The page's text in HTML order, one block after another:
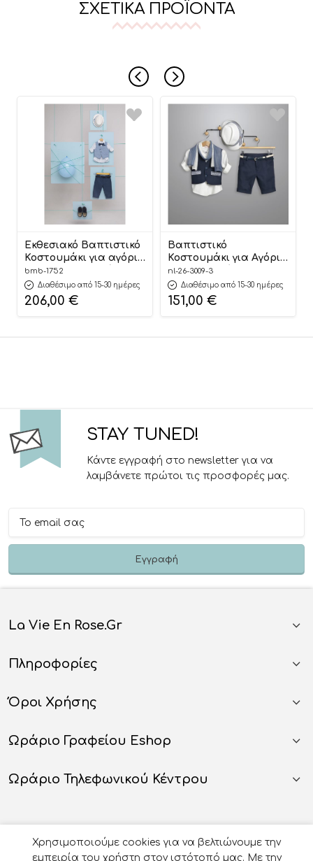
ΣΧΕΤΙΚΆ ΠΡΟΪΌΝΤΑ
Εκθεσιακό Βαπτιστικό
Κοστουμάκι για αγόρι
Savvas Μπλε-Σιέλ 1752,
Bambolino
bmb-1752
Διαθέσιμο από 15-30 ημέρες
206,00 €
Βαπτιστικό
Κοστουμάκι για Αγόρι
Μπλε-Λευκό 3009-3,
New Life
nl-26-3009-3
Διαθέσιμο από 15-30 ημέρες
151,00 €
STAY TUNED!
Κάντε εγγραφή στο newsletter για να
λαμβάνετε πρώτοι τις προσφορές μας.
La Vie En Rose.gr
Πληροφορίες
Όροι Χρήσης
Ωράριο Γραφείου Eshop
Ωράριο Τηλεφωνικού Κέντρου
Χρησιμοποιούμε cookies για να βελτιώνουμε την
εμπειρία του χρήστη στον ιστότοπό μας. Με την